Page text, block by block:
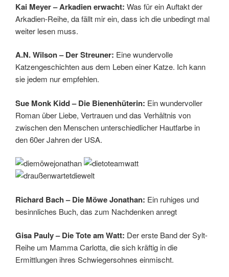
Kai Meyer – Arkadien erwacht: Was für ein Auftakt der
Arkadien-Reihe, da fällt mir ein, dass ich die unbedingt mal
weiter lesen muss.
A.N. Wilson – Der Streuner: Eine wundervolle
Katzengeschichten aus dem Leben einer Katze. Ich kann
sie jedem nur empfehlen.
Sue Monk Kidd – Die Bienenhüterin: Ein wundervoller
Roman über Liebe, Vertrauen und das Verhältnis von
zwischen den Menschen unterschiedlicher Hautfarbe in
den 60er Jahren der USA.
Richard Bach – Die Möwe Jonathan: Ein ruhiges und
besinnliches Buch, das zum Nachdenken anregt
Gisa Pauly – Die Tote am Watt: Der erste Band der Sylt-
Reihe um Mamma Carlotta, die sich kräftig in die
Ermittlungen ihres Schwiegersohnes einmischt.